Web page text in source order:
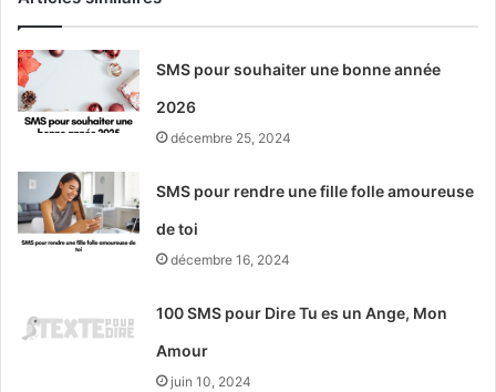
SMS pour souhaiter une bonne année
2026
décembre 25, 2024
SMS pour rendre une fille folle amoureuse
de toi
décembre 16, 2024
100 SMS pour Dire Tu es un Ange, Mon
Amour
juin 10, 2024